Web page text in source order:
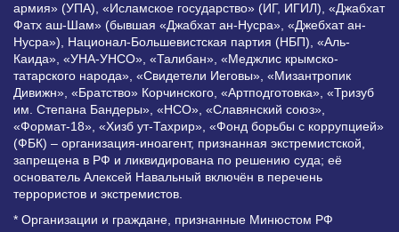
армия» (УПА), «Исламское государство» (ИГ, ИГИЛ), «Джабхат
Фатх аш-Шам» (бывшая «Джабхат ан-Нусра», «Джебхат ан-
Нусра»), Национал-Большевистская партия (НБП), «Аль-
Каида», «УНА-УНСО», «Талибан», «Меджлис крымско-
татарского народа», «Свидетели Иеговы», «Мизантропик
Дивижн», «Братство» Корчинского, «Артподготовка», «Тризуб
им. Степана Бандеры», «НСО», «Славянский союз»,
«Формат-18», «Хизб ут-Тахрир», «Фонд борьбы с коррупцией»
(ФБК) – организация-иноагент, признанная экстремистской,
запрещена в РФ и ликвидирована по решению суда; её
основатель Алексей Навальный включён в перечень
террористов и экстремистов.
* Организации и граждане, признанные Минюстом РФ